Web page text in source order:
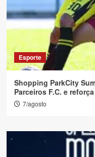
Esporte
Shopping ParkCity
Parceiros F.C. e
7/agosto